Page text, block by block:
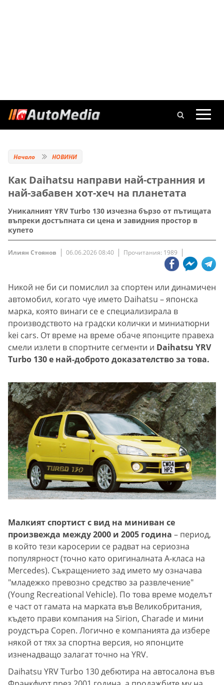
Начало НОВИНИ
Как Daihatsu направи най-странния и
най-забавен хот-хеч на планетата
Уникалният YRV Turbo 130 изчезна бързо от пътищата
въпреки достъпната си цена и завидния простор в
купето
Илиян Стоянов 06.06.2026 08:40 Прочитания: 1989
Никой не би си помислил за спортен или динамичен
автомобил, когато чуе името Daihatsu – японска
марка, която винаги се е специализирала в
производството на градски колички и миниатюрни
kei cars. От време на време обаче японците правеха
смели излети в спортните сегменти и Daihatsu YRV
Turbo 130 е най-доброто доказателство за това.
Малкият спортист с вид на миниван се
произвежда между 2000 и 2005 година – период,
в който тези каросерии се радват на сериозна
популярност (точно като оригиналната А-класа на
Mercedes). Съкращението зад името му означава
"младежко превозно средство за развлечение"
(Young Recreational Vehicle). По това време моделът
е част от гамата на марката във Великобритания,
където прави компания на Sirion, Charade и мини
роудстъра Copen. Логично е компанията да избере
някой от тях за спортна версия, но японците
изненадващо залагат точно на YRV.
Daihatsu YRV Turbo 130 дебютира на автосалона във